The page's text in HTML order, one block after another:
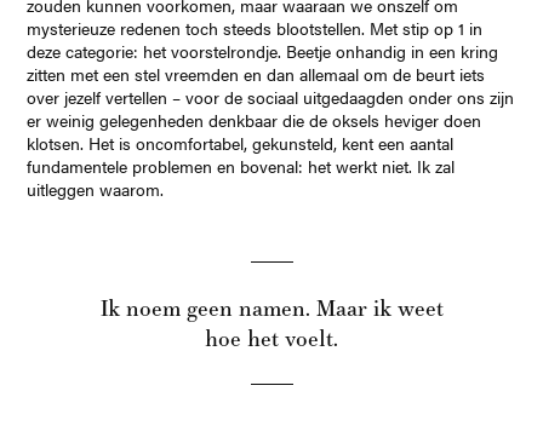
zouden kunnen voorkomen, maar waaraan we onszelf om
mysterieuze redenen toch steeds blootstellen. Met stip op 1 in
deze categorie: het voorstelrondje. Beetje onhandig in een kring
zitten met een stel vreemden en dan allemaal om de beurt iets
over jezelf vertellen – voor de sociaal uitgedaagden onder ons zijn
er weinig gelegenheden denkbaar die de oksels heviger doen
klotsen. Het is oncomfortabel, gekunsteld, kent een aantal
fundamentele problemen en bovenal: het werkt niet. Ik zal
uitleggen waarom.
Ik noem geen namen. Maar ik weet
hoe het voelt.